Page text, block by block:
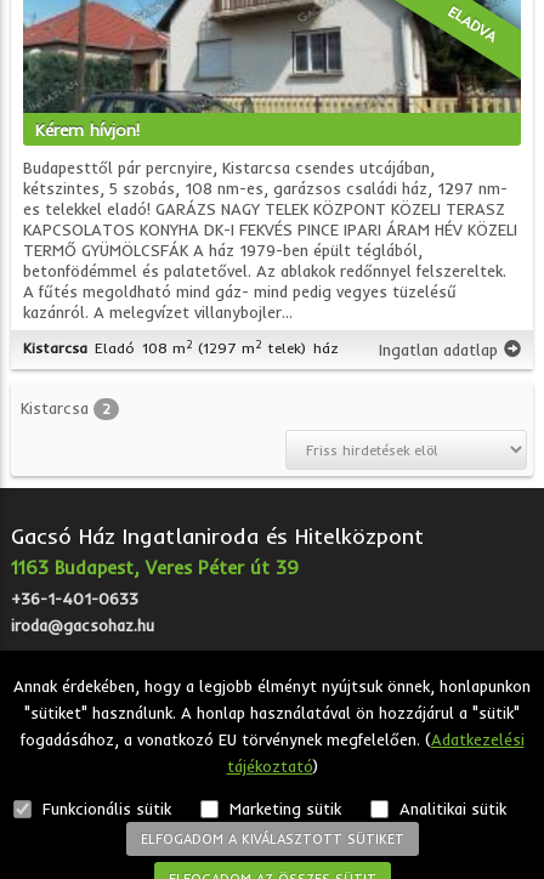
Annak érdekében, hogy a legjobb élményt nyújtsuk önnek, honlapunkon
"sütiket" használunk. A honlap használatával ön hozzájárul a "sütik"
fogadásához, a vonatkozó EU törvénynek megfelelően. (Adatkezelési
tájékoztató)
Funkcionális sütik Marketing sütik Analitikai sütik
ELFOGADOM A KIVÁLASZTOTT SÜTIKET
ELADVA
Kérem hívjon!
Budapesttől pár percnyire, Kistarcsa csendes utcájában,
kétszintes, 5 szobás, 108 nm-es, garázsos családi ház, 1297 nm-
es telekkel eladó! GARÁZS NAGY TELEK KÖZPONT KÖZELI TERASZ
KAPCSOLATOS KONYHA DK-I FEKVÉS PINCE IPARI ÁRAM HÉV KÖZELI
TERMŐ GYÜMÖLCSFÁK A ház 1979-ben épült téglából,
betonfödémmel és palatetővel. Az ablakok redőnnyel felszereltek.
A fűtés megoldható mind gáz- mind pedig vegyes tüzelésű
kazánról. A melegvízet villanybojler...
Kistarcsa Eladó 108 m2 (1297 m2 telek) ház Ingatlan adatlap
Kistarcsa 2
Gacsó Ház Ingatlaniroda és Hitelközpont
1163 Budapest, Veres Péter út 39
+36-1-401-0633
iroda@gacsohaz.hu
2026 © Gacsó Ház Ingatlaniroda és Hitelközpont - Eladó,
kiadó, bérbeadó ingatlanok.